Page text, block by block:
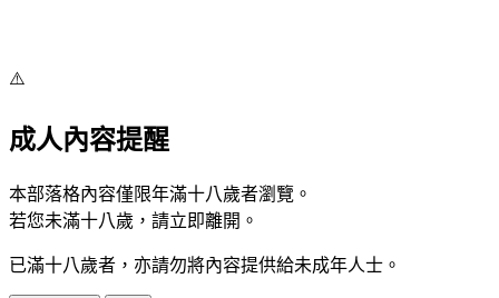
⚠️
成人內容提醒
本部落格內容僅限年滿十八歲者瀏覽。
若您未滿十八歲，請立即離開。
已滿十八歲者，亦請勿將內容提供給未成年人士。